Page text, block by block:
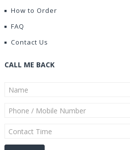
How to Order
FAQ
Contact Us
CALL ME BACK